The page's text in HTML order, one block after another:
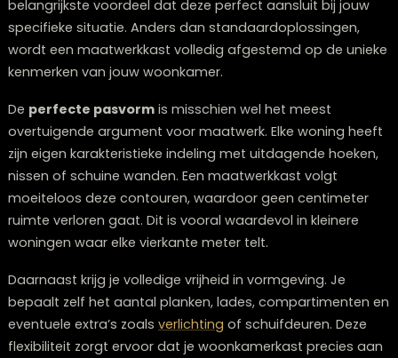
Wat zijn de voordelen van een op maat
gemaakte woonkamerkast?
Een op maat gemaakte woonkamerkast biedt als
specifieke situatie. Anders dan
wordt een maatwerkkast volledig afgestemd op de
kenmerken van jouw woonkamer.
Deperfecte pasvormis misschien wel het meest
overtuigende argument voor maatwerk. Elke woning
nissen of schuine wanden. Een maatwerkkast volgt
moeiteloos deze contouren, waardoor geen
ruimte verloren gaat. Dit is vooral waardevol in kleinere